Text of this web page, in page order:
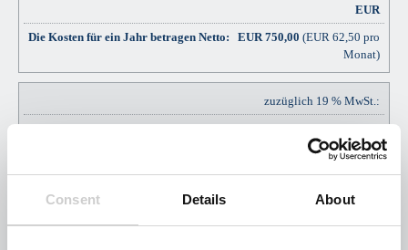
Consent Details About
EUR
EUR750,00 (EUR 62,50 pro
Monat)
zuzüglich 19 % MwSt.:
EUR
EUR142,50
Gesamtpreis Brutto:
EUR